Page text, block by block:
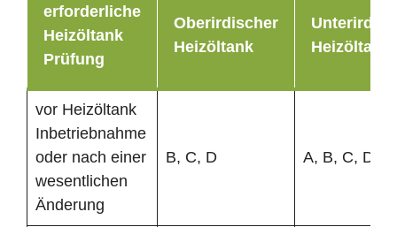
erforderliche
Heizöltank
Prüfung
Oberirdischer
Heizöltank
Heizöltank
vor Heizöltank
Inbetriebnahme
oder nach einer
wesentlichen
Änderung
B, C, D A, B, C, D